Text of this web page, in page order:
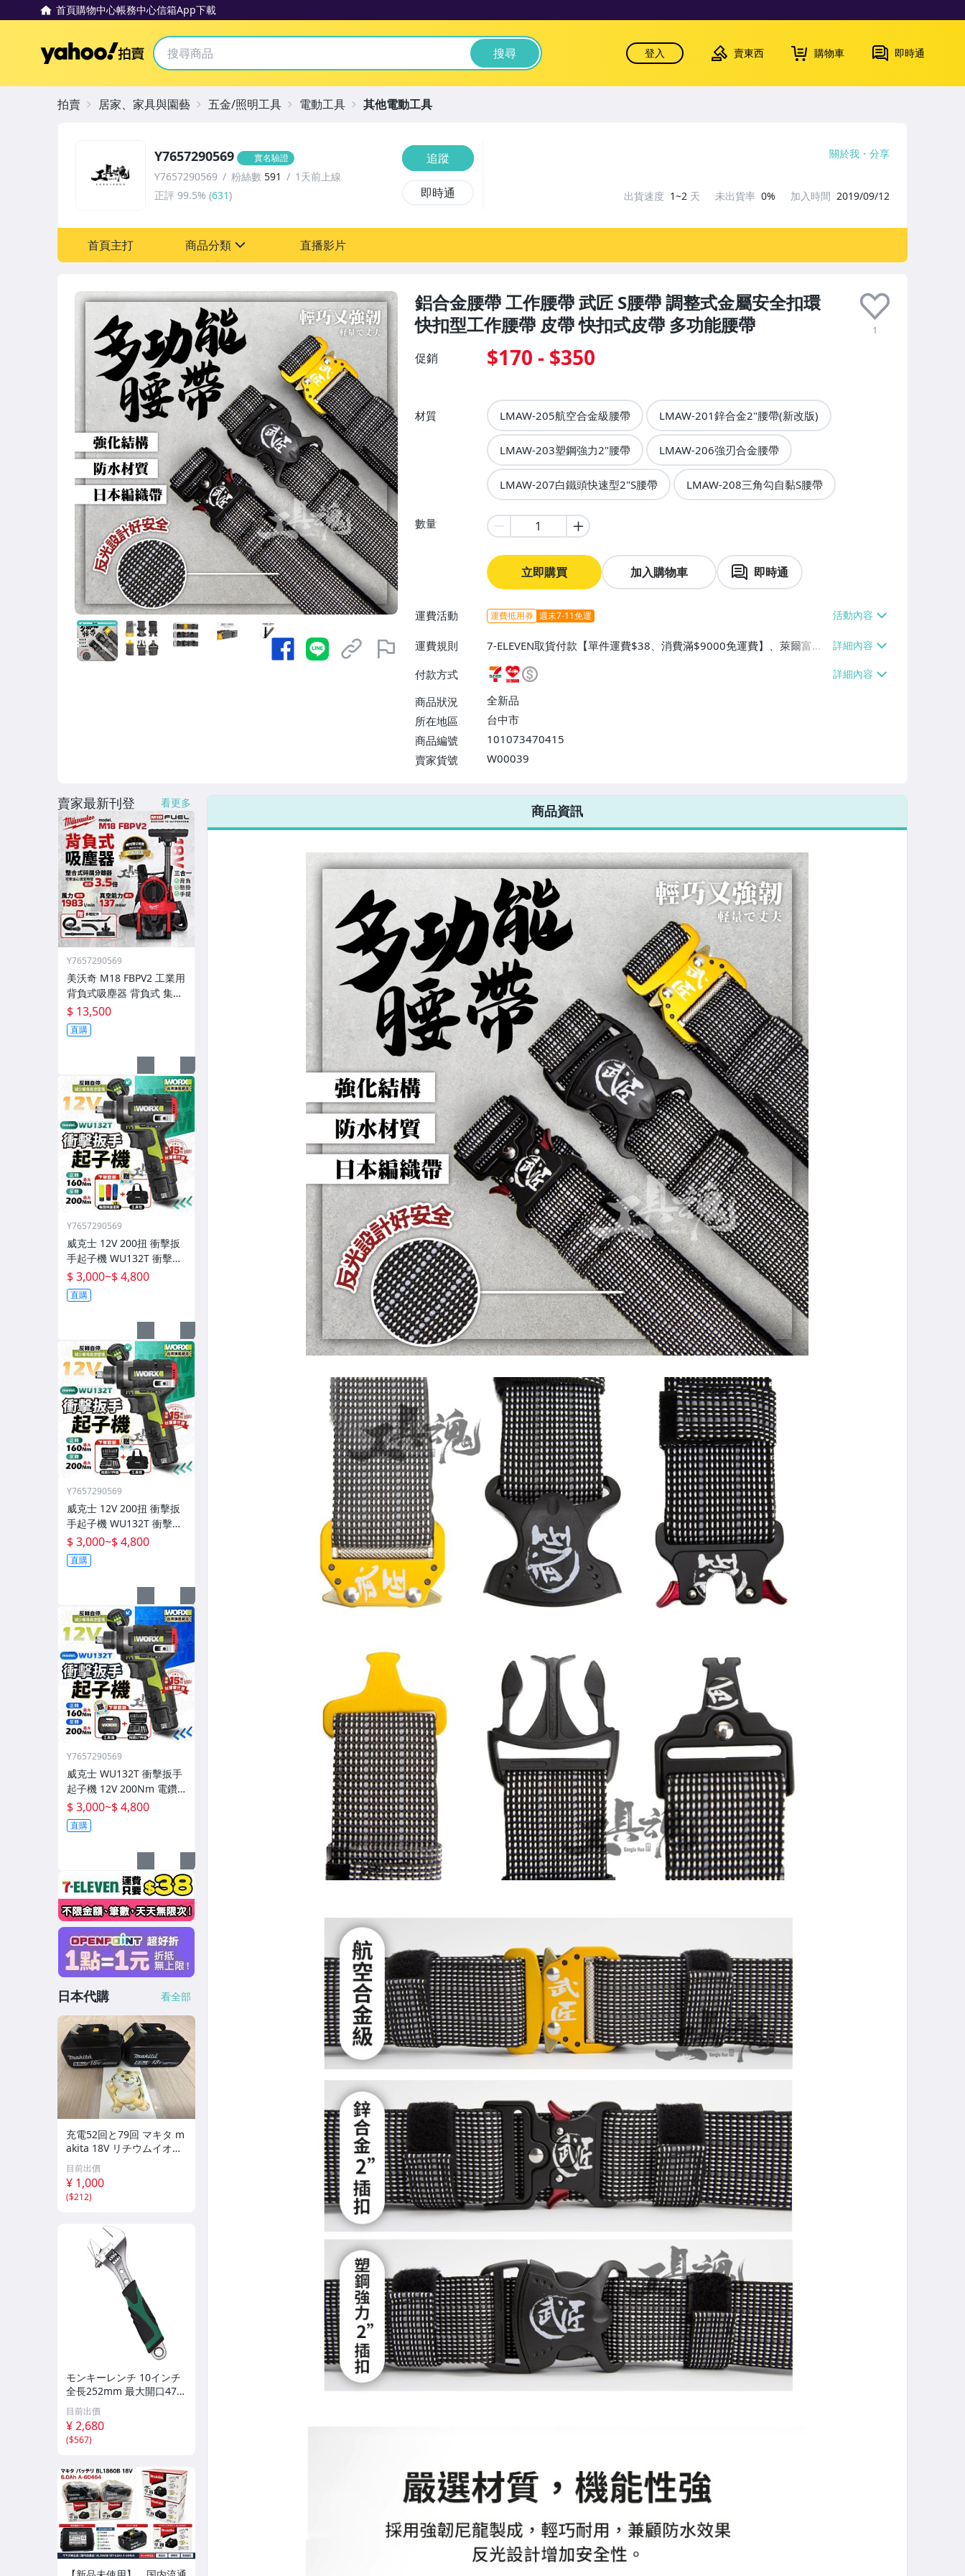
首頁購物中心帳務中心信箱App下載
Yahoo拍賣 搜尋 登入 賣東西 購物車 即時通
鋁合金腰帶 工作腰帶 武匠 S腰帶 調整式金屬安全扣環
快扣型工作腰帶 皮帶 快扣式皮帶 多功能腰帶
1
促銷 $170 - $350
材質 LMAW-205航空合金級腰帶 LMAW-201鋅合金2"腰帶(新改版)
LMAW-203塑鋼強力2"腰帶 LMAW-206強刃合金腰帶
LMAW-207白鐵頭快速型2"S腰帶 LMAW-208三角勾自黏S腰帶
數量
立即購買 加入購物車 即時通
運費活動 運費抵用券 週末7-11免運
運費規則
7-ELEVEN取貨付款【單件運費$38、消費滿$9000免運費】、萊爾富取
貨付款【單件運費$60、消費滿$9000免運費】、宅配/貨運【單件運費
$100、消費滿$12000免運費】
付款方式
商品狀況
全新品
所在地區
台中市
商品編號
101073470415
賣家貨號
W00039
7-ELEVEN 運費只要38元
不限金額、筆數，筆筆優惠無限次！
Y7657290569 實名驗證
Y7657290569 粉絲數 591
1天前上線
正評 99.5% (631)
追蹤
即時通
關於我 分享
出貨速度 1~2 天 未出貨率 0% 加入時間 2019/09/12
首頁主打 商品分類
汽機車精品百貨
居家、家具與園藝
男性精品與服飾
家電與影音視聽
電腦、平板與周邊
運動、戶外與休閒
直播影片
拍賣 居家、家具與園藝 五金/照明工具 電動工具 其他電動工具
商品資訊
賣家最新刊登 看更多
Y7657290569
美沃奇 M18 FBPV2 工業用
背負式吸塵器 背負式 集塵
器 吸塵器 靜音 FBPV2 米
沃奇 公司貨
$ 13,500
直購
Y7657290569
威克士 12V 200扭 衝擊扳
手起子機 WU132T 衝擊扳
手 起子機 電鑽 新品 worx
132T
$ 3,000~$ 4,800
直購
Y7657290569
威克士 12V 200扭 衝擊扳
手起子機 WU132T 衝擊扳
手 起子機 電鑽 新品 worx
132T
$ 3,000~$ 4,800
直購
Y7657290569
威克士 WU132T 衝擊扳手
起子機 12V 200Nm 電鑽
扳手機 電動扳手 起子機 新
品 worx
$ 3,000~$ 4,800
直購
日本代購 看全部
充電52回と79回 マキタ m
akita 18V リチウムイオン
バッテリー BL1860B 6.0A
h ★2個セット★ 純正品
目前出價
¥ 1,000
($212)
モンキーレンチ 10インチ
全長252mm 最大開口47m
m 目盛付 アジャスタブル
スパナ 水道 配管 自動車修
理 整備 パイプ
目前出價
¥ 2,680
($567)